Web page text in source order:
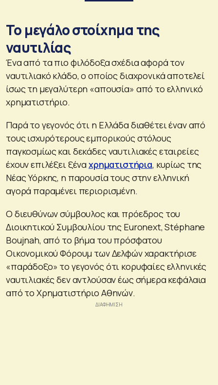
Το μεγάλο στοίχημα της
ναυτιλίας
Ένα από τα πιο φιλόδοξα σχέδια αφορά τον
ναυτιλιακό κλάδο, ο οποίος διαχρονικά αποτελεί
ίσως τη μεγαλύτερη «απουσία» από το ελληνικό
χρηματιστήριο.
Παρά το γεγονός ότι η Ελλάδα διαθέτει έναν από
τους ισχυρότερους εμπορικούς στόλους
παγκοσμίως και δεκάδες ναυτιλιακές εταιρείες
έχουν επιλέξει ξέναχρηματιστήρια, κυρίως της
Νέας Υόρκης, η παρουσία τους στην ελληνική
αγορά παραμένει περιορισμένη.
Ο διευθύνων σύμβουλος και πρόεδρος του
Διοικητικού Συμβουλίου της Euronext, Stéphane
Boujnah, από το βήμα του πρόσφατου
Οικονομικού Φόρουμ των Δελφών χαρακτήρισε
«παράδοξο» το γεγονός ότι κορυφαίες ελληνικές
ναυτιλιακές δεν αντλούσαν έως σήμερα κεφάλαια
από το Χρηματιστήριο Αθηνών.